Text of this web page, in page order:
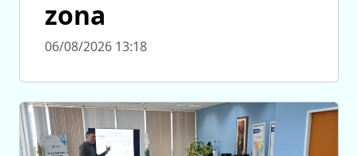
zona
06/08/2026 13:18